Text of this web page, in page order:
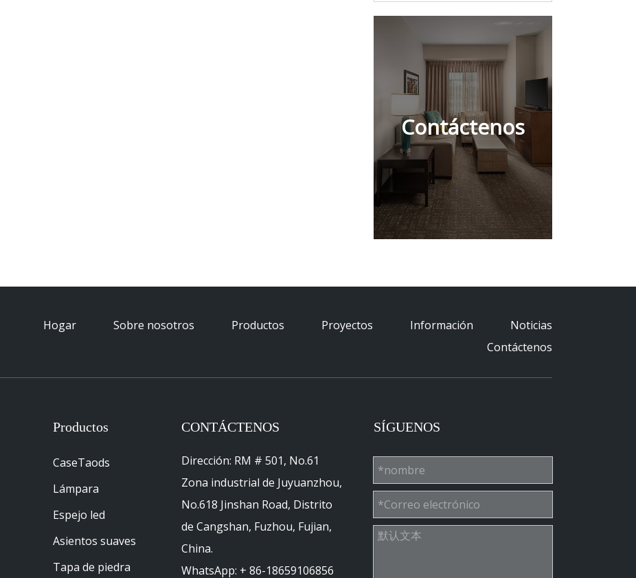
Contáctenos
Hogar Sobre nosotros Productos Proyectos Información
Noticias
Contáctenos
Productos
CaseTaods
Lámpara
Espejo led
Asientos suaves
Tapa de piedra
CONTÁCTENOS
Dirección: RM # 501, No.61
Zona industrial de Juyuanzhou,
No.618 Jinshan Road, Distrito
de Cangshan, Fuzhou, Fujian,
China.
WhatsApp: + 86-18659106856
SÍGUENOS